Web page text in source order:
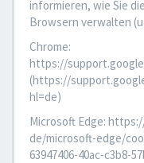
informieren, wie Sie
Browsern verwalten
Chrome:
https://
(https://
hl=de)
Microsoft Edge:
de/microsoft-edge/
63947406-40ac-c3b8-